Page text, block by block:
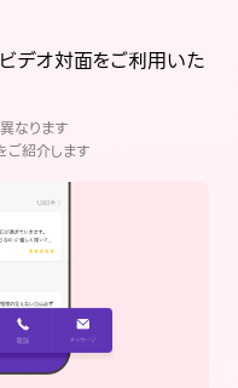
ビデオ対面をご利用いた
なります
ご紹介します